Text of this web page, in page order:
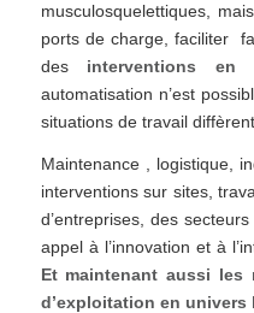
musculosquelettiques,
ports de charge, faciliter
des interventions en
automatisation n’est
situations de travail
Maintenance , logistique,
interventions sur sites,
d’entreprises, des
appel à l’innovation et à
Et maintenant aussi les
d’exploitation en univers